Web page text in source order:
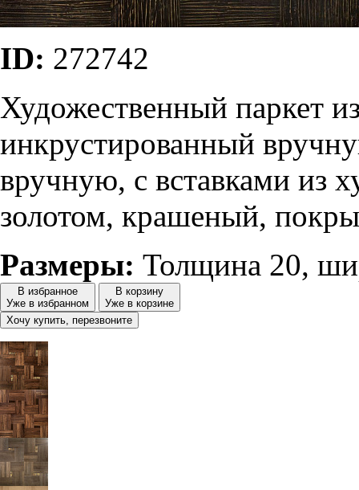
ID: 272742
Художественный паркет
инкрустированный
вручную, с вставками из
золотом, крашеный,
Размеры: Толщина 20,
В избранное
Уже в избранном
В корзину
Уже в корзине
Хочу купить, перезвоните